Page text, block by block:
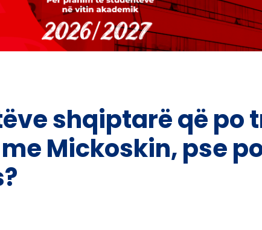
shqiptarë që po
Mickoskin, pse